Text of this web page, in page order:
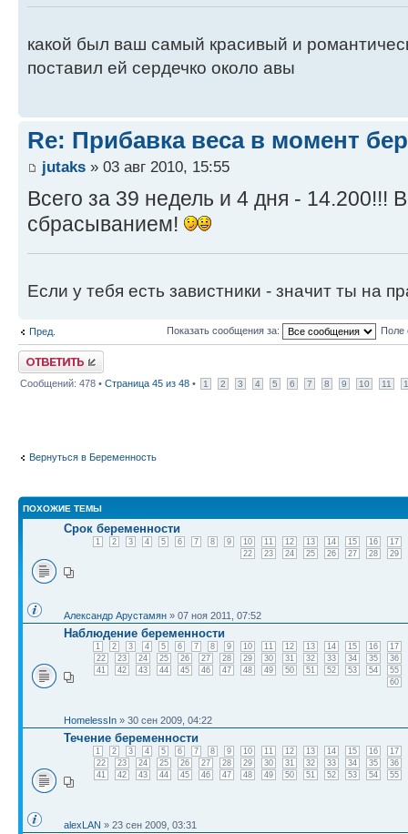
какой был ваш самый красивый и
поставил ей сердечко около авы
Re: Прибавка веса в момент
jutaks » 03 авг 2010, 15:55
Всего за 39 недель и 4 дня - 14.200!!!
сбрасыванием!
Если у тебя есть завистники - значит ты на
Пред. Показать сообщения за: Поле
Ответить
Сообщений: 478 • Страница 45 из 48 • 1 2 3 4 5 6 7 8 9 10 11
Вернуться в Беременность
ПОХОЖИЕ ТЕМЫ
Срок беременности
1 2 3 4 5 6 7 8 9 10 11 12 13 14 15 16
17
22
23 24 25 26 27 28 29
Александр Арустамян » 07 ноя 2011, 07:52
Наблюдение беременности
1 2 3 4 5 6 7 8 9 10 11 12 13 14 15 16
17
22
23 24 25 26 27 28 29 30 31 32 33 34 35
36
41
42 43 44 45 46 47 48 49 50 51 52 53 54
55
60
HomelessIn » 30 сен 2009, 04:22
Течение беременности
1 2 3 4 5 6 7 8 9 10 11 12 13 14 15 16
17
22
23 24 25 26 27 28 29 30 31 32 33 34 35
36
41
42 43 44 45 46 47 48 49 50 51 52 53 54 55
alexLAN » 23 сен 2009, 03:31